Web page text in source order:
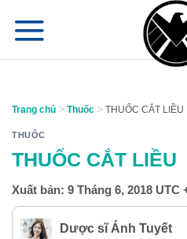
đến
Trang chủ > Thuốc > THUỐC CẮT LIỀU
THUỐC
THUỐC CẮT LIỀU
Xuất bản: 9 Tháng 6, 2018 UTC
Dược sĩ Ánh Tuyết